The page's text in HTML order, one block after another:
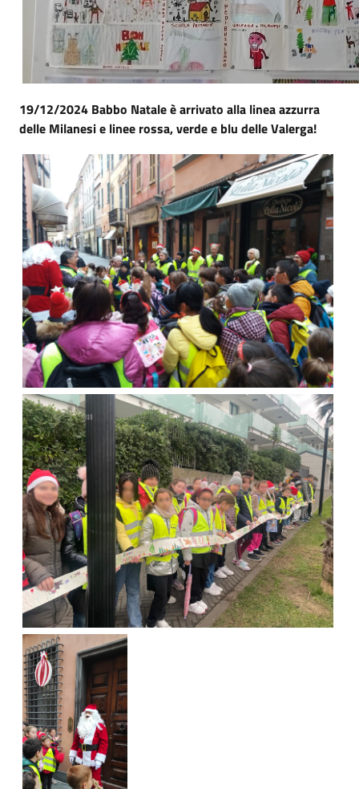
19/12/2024 Babbo Natale è arrivato alla linea azzurra
delle Milanesi e linee rossa, verde e blu delle Valerga!